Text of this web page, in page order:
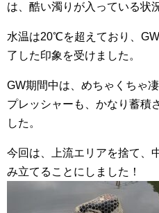
は、酷い濁りが入っている状
水温は20℃を超えており、
了した印象を受けました。
GW期間中は、めちゃくちゃ
プレッシャーも、かなり蓄積
した。
今回は、上流エリアを捨て、
み立てることにしました！